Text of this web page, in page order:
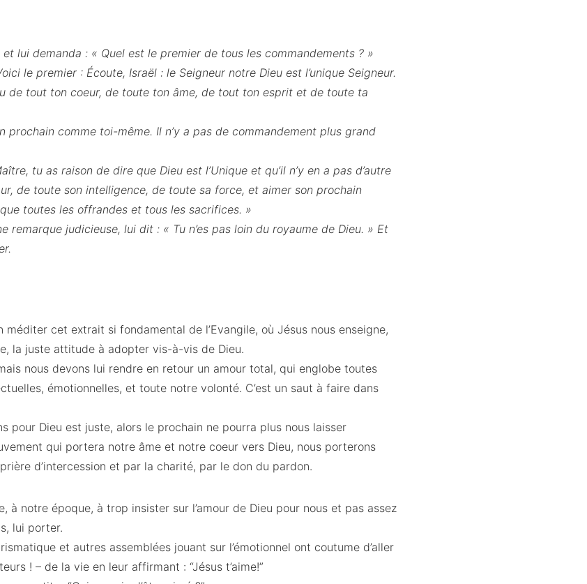
et lui demanda : « Quel est le premier de tous les commandements ? »
le premier : Écoute, Israël : le Seigneur notre Dieu est l’unique Seigneur.
de tout ton coeur, de toute ton âme, de tout ton esprit et de toute ta
prochain comme toi-même. Il n’y a pas de commandement plus grand
tu as raison de dire que Dieu est l’Unique et qu’il n’y en a pas d’autre
de toute son intelligence, de toute sa force, et aimer son prochain
toutes les offrandes et tous les sacrifices. »
remarque judicieuse, lui dit : « Tu n’es pas loin du royaume de Dieu. » Et
cet extrait si fondamental de l’Evangile, où Jésus nous enseigne,
la juste attitude à adopter vis-à-vis de Dieu.
nous devons lui rendre en retour un amour total, qui englobe toutes
émotionnelles, et toute notre volonté. C’est un saut à faire dans
pour Dieu est juste, alors le prochain ne pourra plus nous laisser
qui portera notre âme et notre coeur vers Dieu, nous porterons
d’intercession et par la charité, par le don du pardon.
à notre époque, à trop insister sur l’amour de Dieu pour nous et pas assez
lui porter.
et autres assemblées jouant sur l’émotionnel ont coutume d’aller
! – de la vie en leur affirmant : “Jésus t’aime!”